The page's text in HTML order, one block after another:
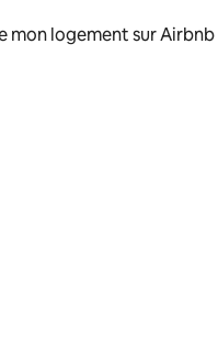
mon logement sur Airbnb